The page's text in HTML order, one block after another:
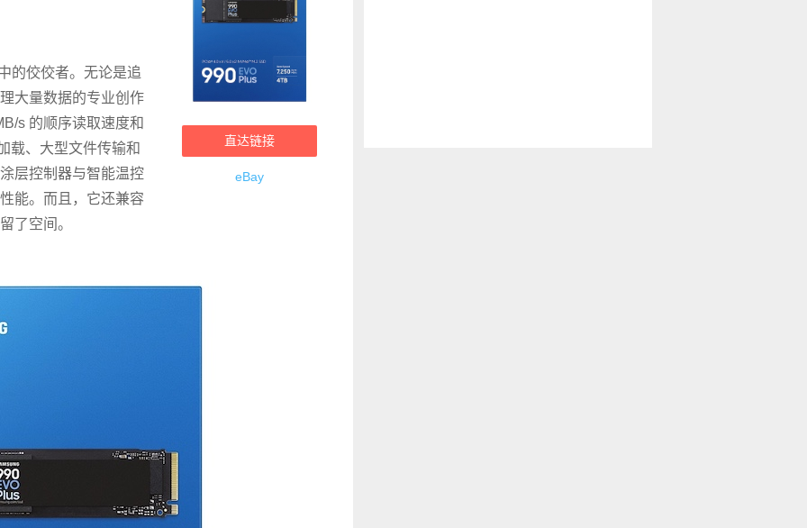
直达链接
eBay
的佼佼者。无论是追
大量数据的专业创作
s 的顺序读取速度和
载、大型文件传输和
层控制器与智能温控
能。而且，它还兼容
了空间。